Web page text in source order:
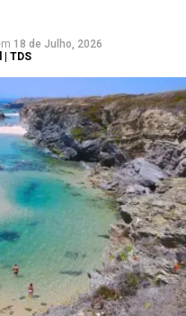
18 de Julho, 2026
| TDS